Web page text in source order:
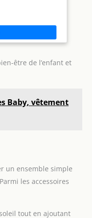
extensibles,
être de l’enfant et
Baby, vêtement
un ensemble simple
les accessoires
tout en ajoutant